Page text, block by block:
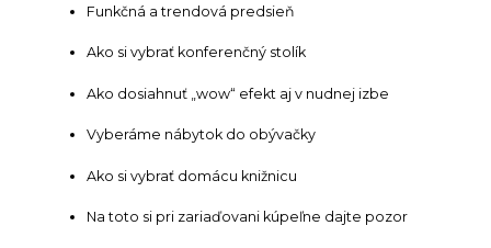
Funkčná a trendová predsieň
Ako si vybrať konferenčný stolík
Ako dosiahnuť „wow“ efekt aj v nudnej izbe
Vyberáme nábytok do obývačky
Ako si vybrať domácu knižnicu
Na toto si pri zariaďovani kúpeľne dajte pozor